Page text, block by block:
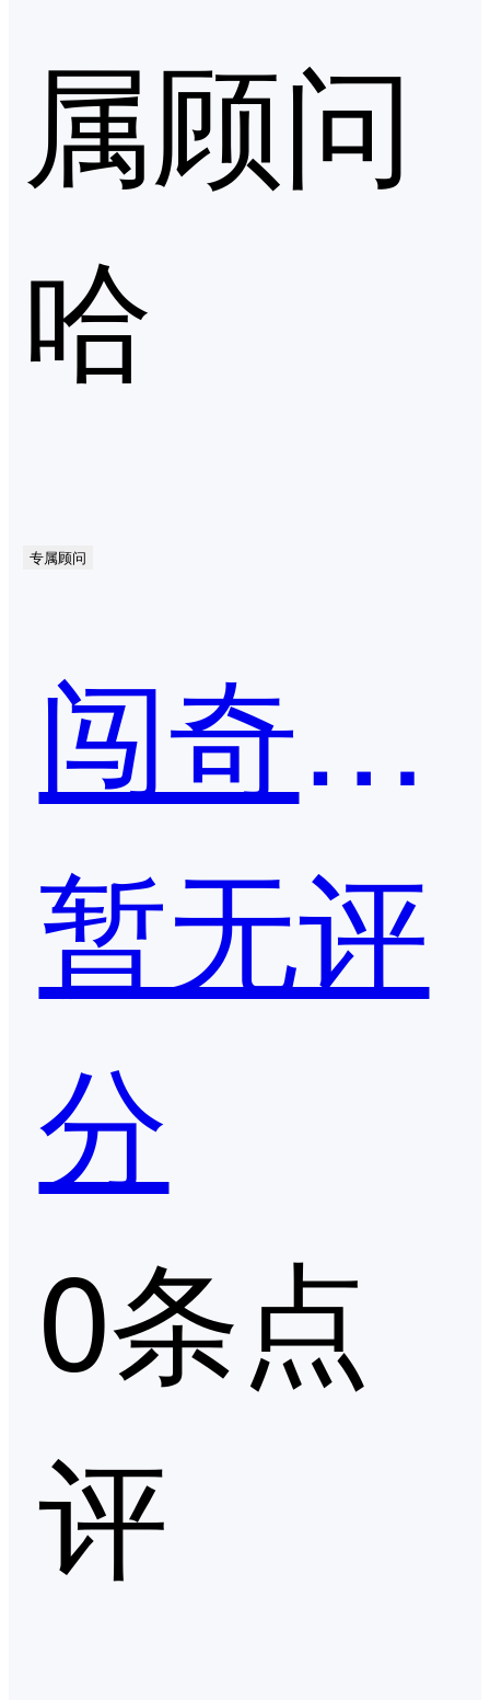
属顾问
哈
专属顾问
闯奇科技-ASO优化助手
暂无评
分
0条点
评